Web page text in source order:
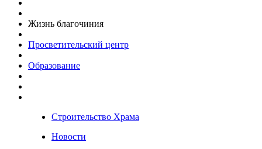
Жизнь благочиния
Просветительский центр
Образование
Строительство Храма
Новости